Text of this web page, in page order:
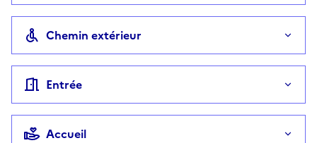
Chemin extérieur
Entrée
Accueil